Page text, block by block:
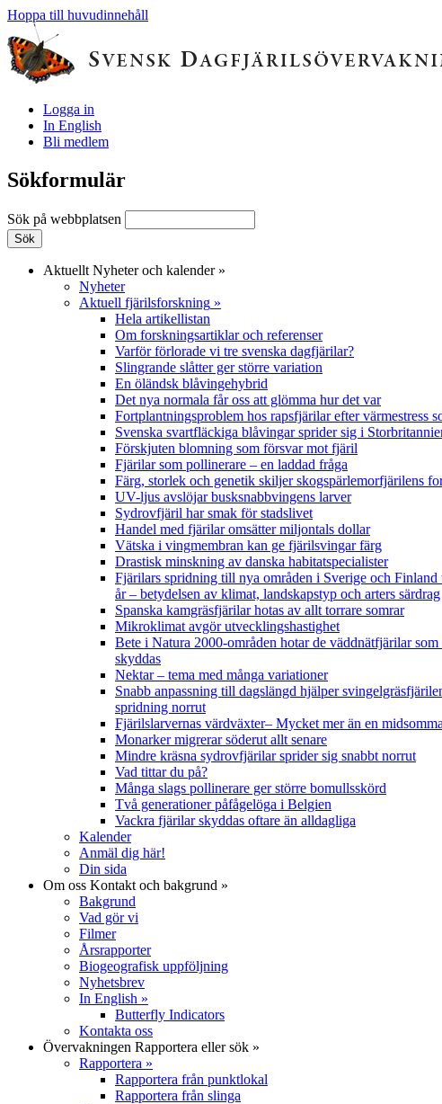
Hoppa till huvudinnehåll
Logga in
In English
Bli medlem
Sökformulär
Sök på webbplatsen
Aktuellt Nyheter och kalender»
Nyheter
Aktuell fjärilsforskning »
Hela artikellistan
Om forskningsartiklar och referenser
Varför förlorade vi tre svenska dagfjärilar?
Slingrande slåtter ger större variation
En öländsk blåvingehybrid
Det nya normala får oss att glömma hur det var
Fortplantningsproblem hos rapsfjärilar efter värmestress
Svenska svartfläckiga blåvingar sprider sig i
Förskjuten blomning som försvar mot fjäril
Fjärilar som pollinerare – en laddad fråga
Färg, storlek och genetik skiljer skogspärlemorfjärilens
UV-ljus avslöjar busksnabbvingens larver
Sydrovfjäril har smak för stadslivet
Handel med fjärilar omsätter miljontals dollar
Vätska i vingmembran kan ge fjärilsvingar färg
Drastisk minskning av danska habitatspecialister
Fjärilars spridning till nya områden i Sverige och Finland
år– betydelsen av klimat, landskapstyp och arters särdrag
Spanska kamgräsfjärilar hotas av allt torrare somrar
Mikroklimat avgör utvecklingshastighet
Bete i Natura 2000-områden hotar de väddnätfjärilar som
skyddas
Nektar – tema med många variationer
Snabb anpassning till dagslängd hjälper
spridning norrut
Fjärilslarvernas värdväxter– Mycket mer än en
Monarker migrerar söderut allt senare
Mindre kräsna sydrovfjärilar sprider sig snabbt norrut
Vad tittar du på?
Många slags pollinerare ger större bomullsskörd
Två generationer påfågelöga i Belgien
Vackra fjärilar skyddas oftare än alldagliga
Kalender
Anmäl dig här!
Din sida
Om oss Kontakt och bakgrund »
Bakgrund
Vad gör vi
Filmer
Årsrapporter
Biogeografisk uppföljning
Nyhetsbrev
In English »
Butterfly Indicators
Kontakta oss
Övervakningen Rapportera eller sök »
Rapportera »
Rapportera från punktlokal
Rapportera från slinga